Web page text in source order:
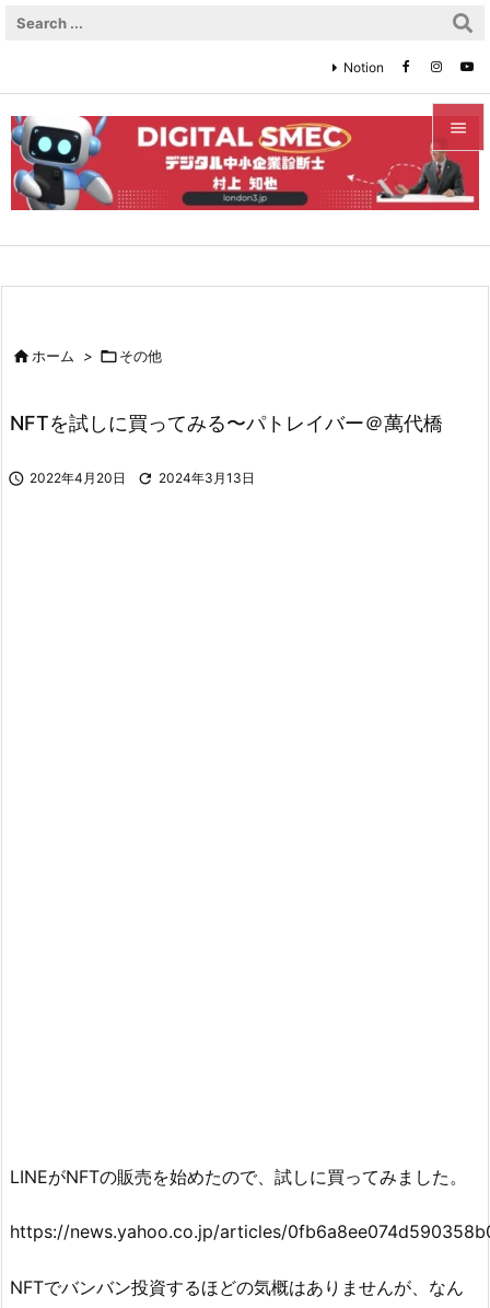


メニュ

Notion
ホーム > その他
NFTを試しに買ってみる〜パトレイバー＠萬代橋
 2022年4月20日  2024年3月13日
LINEがNFTの販売を始めたので、試しに買ってみました。
https://news.yahoo.co.jp/articles/
NFTでバンバン投資するほどの気概はありませんが、なん